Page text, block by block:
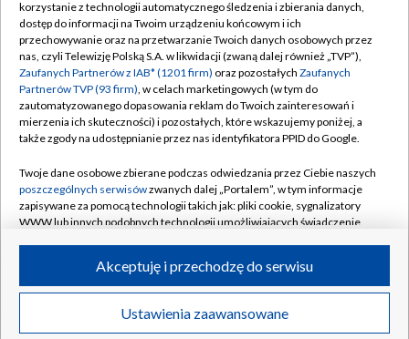
TVP
Abonament TVP
Emisja w TVP
Centrum informacji TVP
Naziemna Telewizja Cyfrowa
Rada Programowa
System NOS
Informacje o nadawcy
Program dla prasy
Ogłoszenie przetargowe
Regulamin TVP
Polityka prywatności
Moje zgody
Pomoc
Kontakt
Kanały
©2026 Telewizja Polska S.A. w likwidacji
korzystanie z technologii automatycznego śledzenia i zbierania danych,
dostęp do informacji na Twoim urządzeniu końcowym i ich
przechowywanie oraz na przetwarzanie Twoich danych osobowych przez
nas, czyli Telewizję Polską S.A. w likwidacji (zwaną dalej również „TVP”),
Zaufanych Partnerów z IAB* (1201 firm) oraz pozostałych Zaufanych
Partnerów TVP (93 firm), w celach marketingowych (w tym do
zautomatyzowanego dopasowania reklam do Twoich zainteresowań i
mierzenia ich skuteczności) i pozostałych, które wskazujemy poniżej, a
także zgody na udostępnianie przez nas identyfikatora PPID do Google.
Twoje dane osobowe zbierane podczas odwiedzania przez Ciebie naszych
poszczególnych serwisówzwanych dalej „Portalem”, w tym informacje
zapisywane za pomocą technologii takich jak: pliki cookie, sygnalizatory
WWW lub innych podobnych technologii umożliwiających świadczenie
ruchu w Internecie.
Twoje dane osobowe zbierane podczas odwiedzania przez Ciebie
poszczególnych serwisówna Portalu, takie jak adresy IP, identyfikatory
Ustawienia zaawansowane
Akceptuję i przechodzę do serwisu